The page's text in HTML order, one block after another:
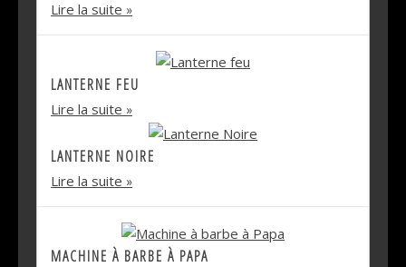
Lire la suite
LANTERNE FEU
Lire la suite
LANTERNE NOIRE
Lire la suite
MACHINE À BARBE À PAPA